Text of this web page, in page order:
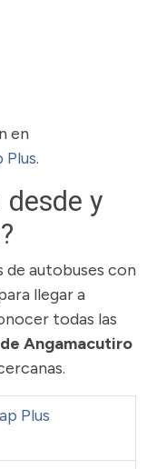
en
Plus.
desde y
de autobuses con
llegar a
todas las
Angamacutiro
Plus